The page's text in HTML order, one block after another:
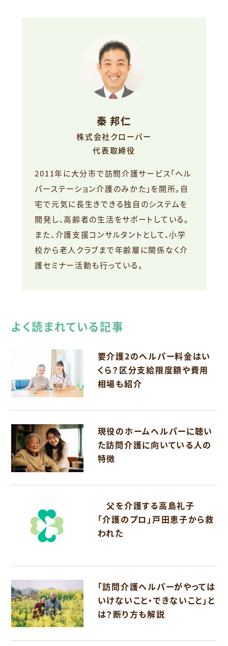
秦 邦仁
株式会社クローバー
代表取締役
2011年に大分市で訪問介護サービス「ヘル
パーステーション介護のみかた」を開所。自
宅で元気に長生きできる独自のシステムを
開発し、高齢者の生活をサポートしている。
また、介護支援コンサルタントとして、小学
校から老人クラブまで年齢層に関係なく介
護セミナー活動も行っている。
よく読まれている記事
要介護2のヘルパー料金はい
くら？区分支給限度額や費用
相場も紹介
現役のホームヘルパーに聴い
た訪問介護に向いている人の
特徴
父を介護する高島礼子
「介護のプロ」戸田恵子から救
われた
「訪問介護ヘルパーがやっては
いけないこと・できないこと」と
は？断り方も解説